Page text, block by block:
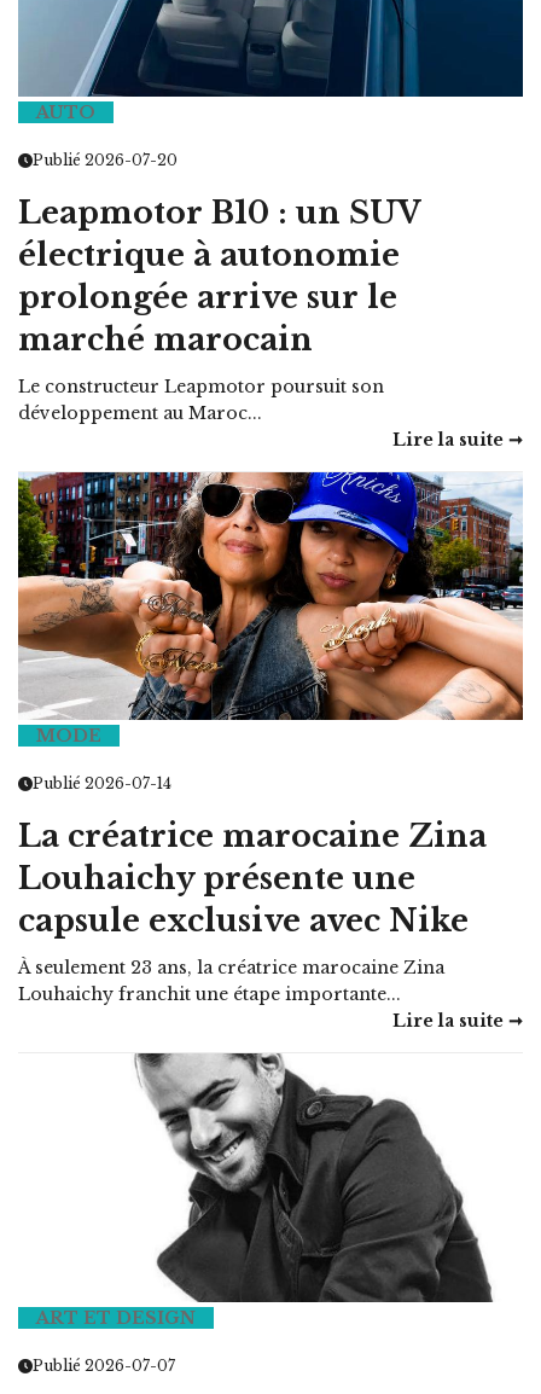
AUTO
Publié 2026-07-20
Leapmotor B10 : un SUV
électrique à autonomie
prolongée arrive sur le
marché marocain
Le constructeur Leapmotor poursuit son
développement au Maroc...
Lire la suite ➞
MODE
Publié 2026-07-14
La créatrice marocaine Zina
Louhaichy présente une
capsule exclusive avec Nike
À seulement 23 ans, la créatrice marocaine Zina
Louhaichy franchit une étape importante...
Lire la suite ➞
ART ET DESIGN
Publié 2026-07-07